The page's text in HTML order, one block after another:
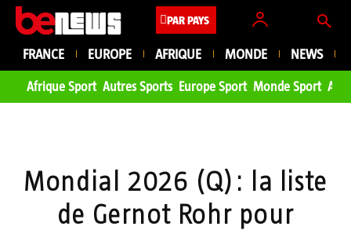
PAR PAYS
FRANCE EUROPE AFRIQUE MONDE NEWS
Afrique Sport Autres Sports Europe Sport Monde Sport
Mondial 2026 (Q): la liste
de Gernot Rohr pour